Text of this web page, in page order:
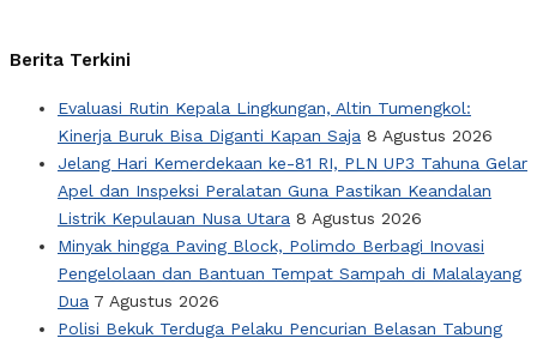
Berita Terkini
Evaluasi Rutin Kepala Lingkungan, Altin Tumengkol:
Kinerja Buruk Bisa Diganti Kapan Saja 8 Agustus 2026
Jelang Hari Kemerdekaan ke-81 RI, PLN UP3 Tahuna Gelar
Apel dan Inspeksi Peralatan Guna Pastikan Keandalan
Listrik Kepulauan Nusa Utara 8 Agustus 2026
Minyak hingga Paving Block, Polimdo Berbagi Inovasi
Pengelolaan dan Bantuan Tempat Sampah di Malalayang
Dua 7 Agustus 2026
Polisi Bekuk Terduga Pelaku Pencurian Belasan Tabung